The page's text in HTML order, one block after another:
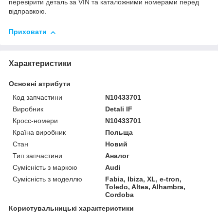
перевірити деталь за VIN та каталожними номерами перед
відправкою.
Приховати
Характеристики
Основні атрибути
Код запчастини
N10433701
Виробник
Detali IF
Кросс-номери
N10433701
Країна виробник
Польща
Стан
Новий
Тип запчастини
Аналог
Сумісність з маркою
Audi
Сумісність з моделлю
Fabia, Ibiza, XL, e-tron,
Toledo, Altea, Alhambra,
Cordoba
Користувальницькі характеристики